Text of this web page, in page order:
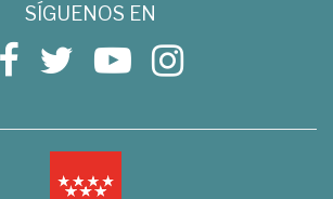
SÍGUENOS EN